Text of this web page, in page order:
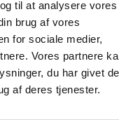
til at analysere vores
brug af vores
for sociale medier,
Vores partnere
du har givet
af deres tjenester.
over 38.000 m² og
–
og